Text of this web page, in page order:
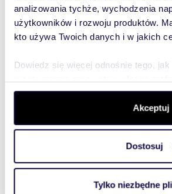
analizowania tychże, wychodzenia
użytkowników i rozwoju produktów.
kto używa Twoich danych i w jakich
Dowiedz się więcej odnośnie tego,
szczegółów. W Deklaracji plików
wycofać swoją zgodę w dowolnej
aby oferować funkcje
witrynie. Informacje o tym, jak
analitycznym. Partnerzy mogą
Akceptuj
Dostosuj
Tylko niezbędne